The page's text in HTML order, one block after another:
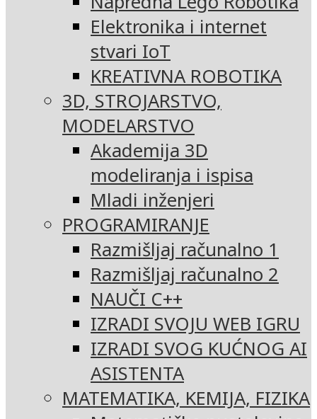
Elektronika i internet
stvari IoT
KREATIVNA ROBOTIKA
3D, STROJARSTVO,
MODELARSTVO
Akademija 3D
modeliranja i ispisa
Mladi inženjeri
PROGRAMIRANJE
Razmišljaj računalno 1
Razmišljaj računalno 2
NAUČI C++
IZRADI SVOJU WEB IGRU
IZRADI SVOG KUĆNOG AI
ASISTENTA
MATEMATIKA, KEMIJA, FIZIKA